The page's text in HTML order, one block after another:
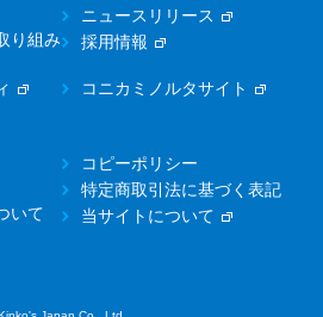
ニュースリリース
り組み
採用情報
コニカミノルタサイト
コピーポリシー
特定商取引法に基づく表記
いて
当サイトについて